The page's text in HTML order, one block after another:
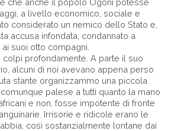
che anche il popolo Ogoni potesse
a livello economico, sociale e
considerato un nemico dello Stato e,
accusa infondata, condannato a
suoi otto compagni.
colpì profondamente. A parte il suo
alcuni di noi avevano appena perso
stante organizzammo una piccola
palese a tutti quanto la mano
e non, fosse impotente di fronte
Irrisorie e ridicole erano le
così sostanzialmente lontane dai